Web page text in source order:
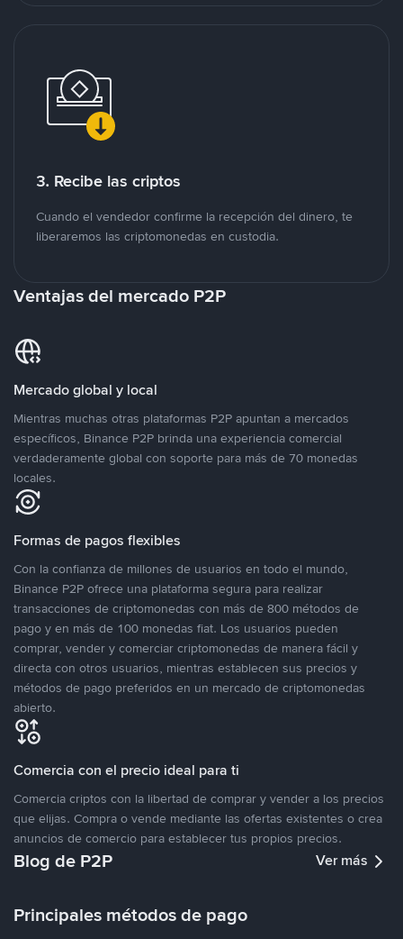
3. Recibe las criptos
Cuando el vendedor confirme la recepción del dinero, te
liberaremos las criptomonedas en custodia.
Ventajas del mercado P2P
Mercado global y local
Mientras muchas otras plataformas P2P apuntan a mercados
específicos, Binance P2P brinda una experiencia comercial
verdaderamente global con soporte para más de 70 monedas
locales.
Formas de pagos flexibles
Con la confianza de millones de usuarios en todo el mundo,
Binance P2P ofrece una plataforma segura para realizar
transacciones de criptomonedas con más de 800 métodos de
pago y en más de 100 monedas fiat. Los usuarios pueden
comprar, vender y comerciar criptomonedas de manera fácil y
directa con otros usuarios, mientras establecen sus precios y
métodos de pago preferidos en un mercado de criptomonedas
abierto.
Comercia con el precio ideal para ti
Comercia criptos con la libertad de comprar y vender a los precios
que elijas. Compra o vende mediante las ofertas existentes o crea
anuncios de comercio para establecer tus propios precios.
Blog de P2P Ver más
Principales métodos de pago